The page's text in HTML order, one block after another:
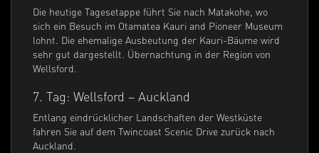
Die heutige Tagesetappe führt Sie nach Matakohe, wo
sich ein Besuch im Otamatea Kauri and Pioneer Museum
lohnt. Die ehemalige Ausbeutung der Kauri-Bäume wird
sehr gut dargestellt. Übernachtung in der Region von
Wellsford.
7. Tag: Wellsford – Auckland
Entlang eindrücklicher Landschaften der Westküste
fahren Sie auf dem Twincoast Scenic Drive zurück nach
Auckland.